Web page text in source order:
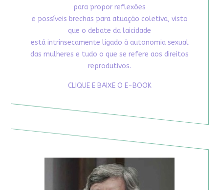
para propor reflexões
e possíveis brechas para atuação coletiva, visto
que o debate da laicidade
está intrinsecamente ligado à autonomia sexual
das mulheres e tudo o que se refere aos direitos
reprodutivos.
CLIQUE E BAIXE O E-BOOK